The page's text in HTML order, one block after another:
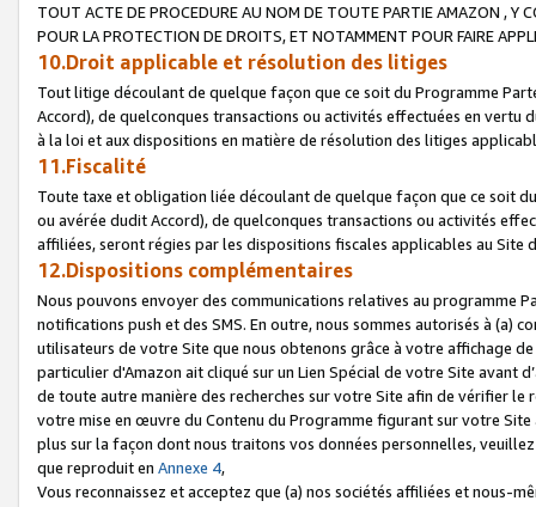
TOUT ACTE DE PROCEDURE AU NOM DE TOUTE PARTIE AMAZON , Y
POUR LA PROTECTION DE DROITS, ET NOTAMMENT POUR FAIRE
10.Droit applicable et résolution des litiges
Tout litige découlant de quelque façon que ce soit du Programme
Accord), de quelconques transactions ou activités effectuées en vertu
à la loi et aux dispositions en matière de résolution des litiges
11.Fiscalité
Toute taxe et obligation liée découlant de quelque façon que ce soit
ou avérée dudit Accord), de quelconques transactions ou activités
affiliées, seront régies par les dispositions fiscales applicables au Site
12.Dispositions complémentaires
Nous pouvons envoyer des communications relatives au programme
notifications push et des SMS. En outre, nous sommes autorisés à
utilisateurs de votre Site que nous obtenons grâce à votre affichage
particulier d'Amazon ait cliqué sur un Lien Spécial de votre Site avant
de toute autre manière des recherches sur votre Site afin de vérifier
votre mise en œuvre du Contenu du Programme figurant sur votre
plus sur la façon dont nous traitons vos données personnelles,
que reproduit en Annexe 4,
Vous reconnaissez et acceptez que (a) nos sociétés affiliées et nous-